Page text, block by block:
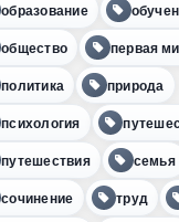
образование
общество первая
политика природа
психология
путешествия семья
сочинение труд